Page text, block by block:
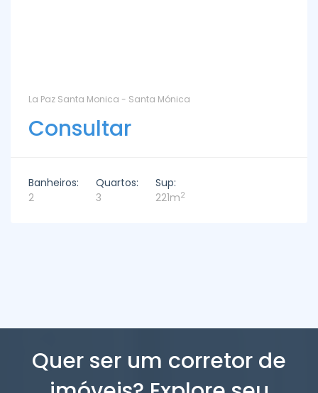
La Paz Santa Monica - Santa Mónica
Consultar
Banheiros:
2
Quartos:
3
Sup:
221m2
Quer ser um corretor de